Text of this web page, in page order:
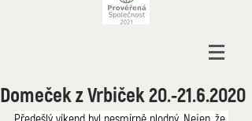
Domeček z Vrbiček 20.-21.6.2020